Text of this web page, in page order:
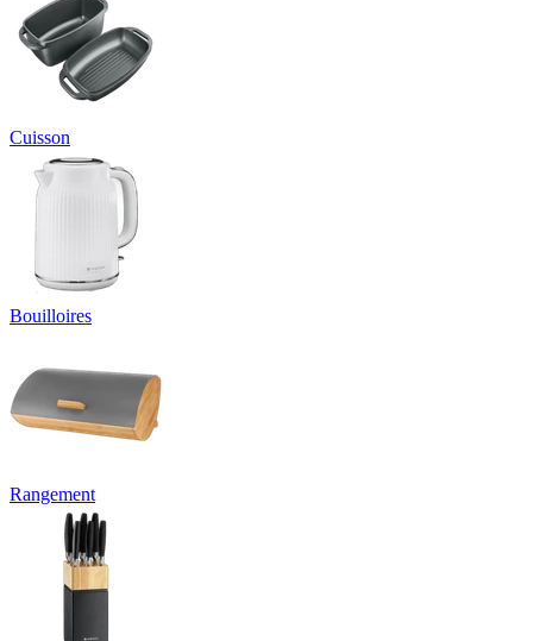
Cuisson
Bouilloires
Rangement